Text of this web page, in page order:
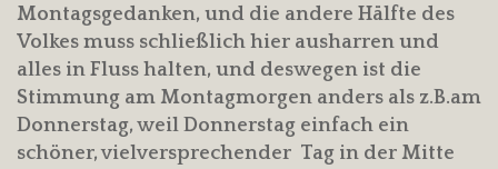
Montagsgedanken, und die andere Hälfte des
Volkes muss schließlich hier ausharren und
alles in Fluss halten, und deswegen ist die
Stimmung am Montagmorgen anders als z.B.am
Donnerstag, weil Donnerstag einfach ein
schöner, vielversprechender Tag in der Mitte